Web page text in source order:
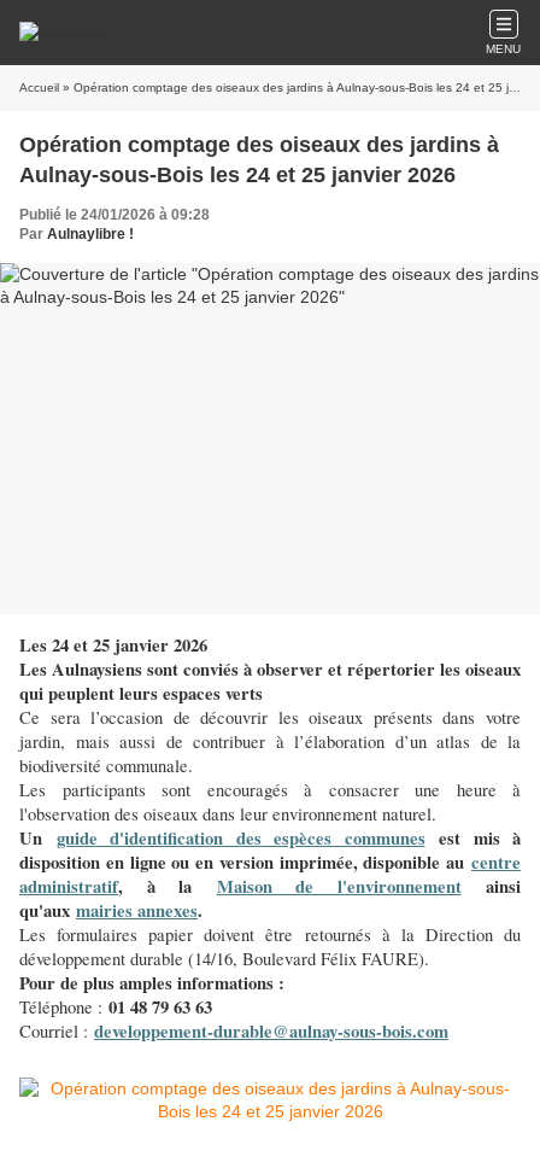
MENU
Accueil » Opération comptage des oiseaux des jardins à Aulnay-sous-Bois les 24 et 25 janvier 2026
Opération comptage des oiseaux des jardins à
Aulnay-sous-Bois les 24 et 25 janvier 2026
Publié le 24/01/2026 à 09:28
Par Aulnaylibre !
Les 24 et 25 janvier 2026
Les Aulnaysiens sont conviés à observer et répertorier les oiseaux
qui peuplent leurs espaces verts
Ce sera l’occasion de découvrir les oiseaux présents dans votre
jardin, mais aussi de contribuer à l’élaboration d’un atlas de la
biodiversité communale.
Les participants sont encouragés à consacrer une heure à
l'observation des oiseaux dans leur environnement naturel.
Un guide d'identification des espèces communesest mis à
disposition en ligne ou en version imprimée, disponible au centre
administratif, à la Maison de l'environnementainsi
qu'aux mairies annexes.
Les formulaires papier doivent être retournés à la Direction du
développement durable (14/16, Boulevard Félix FAURE).
Pour de plus amples informations :
Téléphone : 01 48 79 63 63
Courriel : developpement-durable@aulnay-sous-bois.com